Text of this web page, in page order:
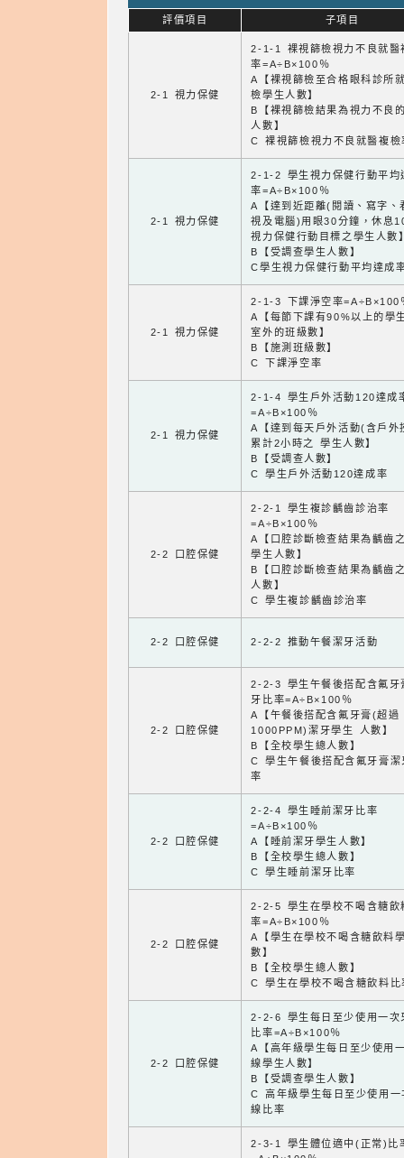
評價項目 子項目
2-1 視力保健
2-1-1 裸視篩檢視力不良就醫
率=A÷B×100％
A【裸視篩檢至合格眼科診所
檢學生人數】
B【裸視篩檢結果為視力不良
人數】
C 裸視篩檢視力不良就醫複檢
2-1 視力保健
2-1-2 學生視力保健行動平均
率=A÷B×100％
A【達到近距離(閱讀、寫字、
視及電腦)用眼30分鐘，休息
視力保健行動目標之學生人數
B【受調查學生人數】
C學生視力保健行動平均達成
2-1 視力保健
2-1-3 下課淨空率=A÷B×100
A【每節下課有90%以上的學
室外的班級數】
B【施測班級數】
C 下課淨空率
2-1 視力保健
2-1-4 學生戶外活動120達成
=A÷B×100％
A【達到每天戶外活動(含戶外
累計2小時之 學生人數】
B【受調查人數】
C 學生戶外活動120達成率
2-2 口腔保健
2-2-1 學生複診齲齒診治率
=A÷B×100％
A【口腔診斷檢查結果為齲齒
學生人數】
B【口腔診斷檢查結果為齲齒
人數】
C 學生複診齲齒診治率
2-2 口腔保健 2-2-2 推動午餐潔牙活動
2-2 口腔保健
2-2-3 學生午餐後搭配含氟牙
牙比率=A÷B×100％
A【午餐後搭配含氟牙膏(超過
1000PPM)潔牙學生 人數】
B【全校學生總人數】
C 學生午餐後搭配含氟牙膏潔
率
2-2 口腔保健
2-2-4 學生睡前潔牙比率
=A÷B×100％
A【睡前潔牙學生人數】
B【全校學生總人數】
C 學生睡前潔牙比率
2-2 口腔保健
2-2-5 學生在學校不喝含糖飲
率=A÷B×100％
A【學生在學校不喝含糖飲料
數】
B【全校學生總人數】
C 學生在學校不喝含糖飲料比
2-2 口腔保健
2-2-6 學生每日至少使用一次
比率=A÷B×100％
A【高年級學生每日至少使用
線學生人數】
B【受調查學生人數】
C 高年級學生每日至少使用一
線比率
2-3-1 學生體位適中(正常)比